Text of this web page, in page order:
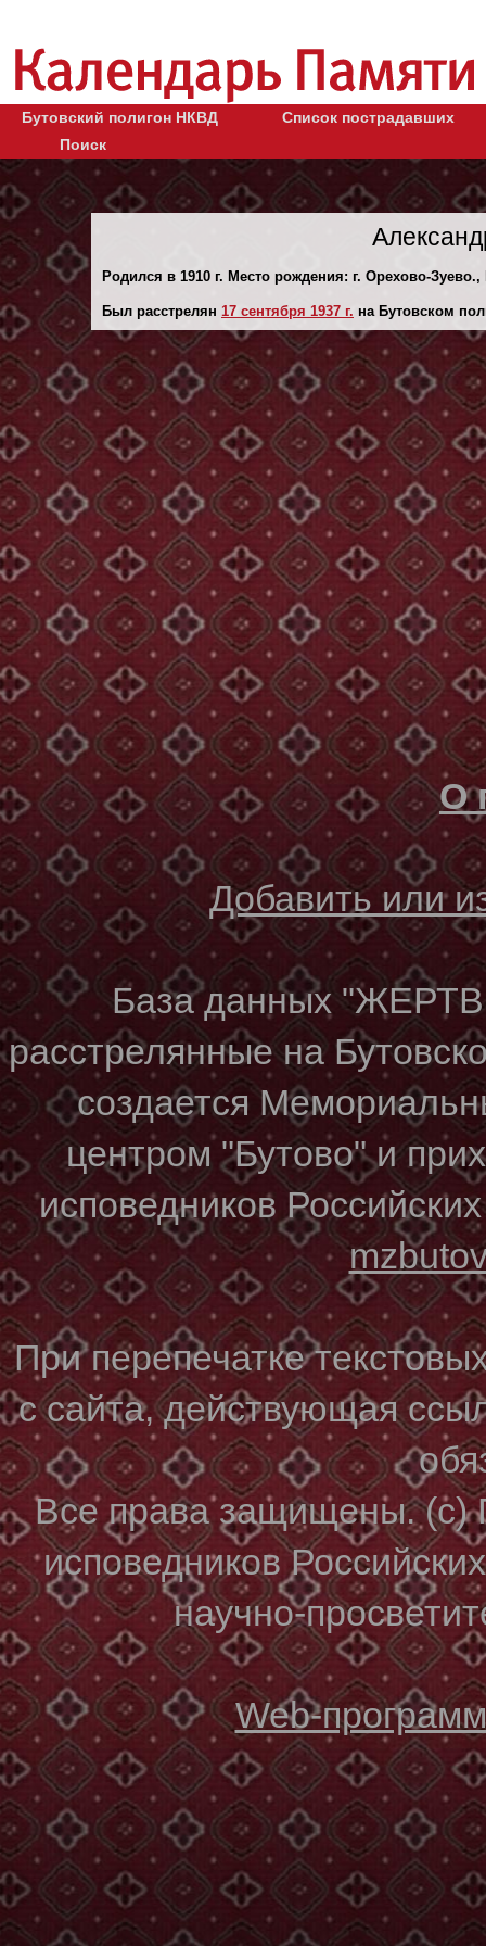
Бутовский полигон НКВД
Список пострадавших
Поиск
Родился в 1910 г. Место рождения: г. Орехово-
Был расстрелян 17 сентября 1937 г. на Бутовском
О
Добавить или
База данных
расстрелянные на
создается
центром "Бутово" и
исповедников
При перепечатке
с сайта, действующая
Все права защищены. (с)
исповедников
научно-
Web-